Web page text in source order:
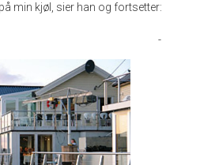
min kjøl, sier han og fortsetter:
-